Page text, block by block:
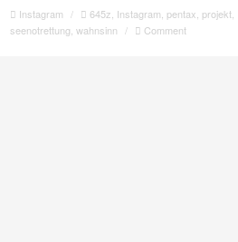
Instagram / 645z Instagram pentax projekt
seenotrettung ,wahnsinn / Comment